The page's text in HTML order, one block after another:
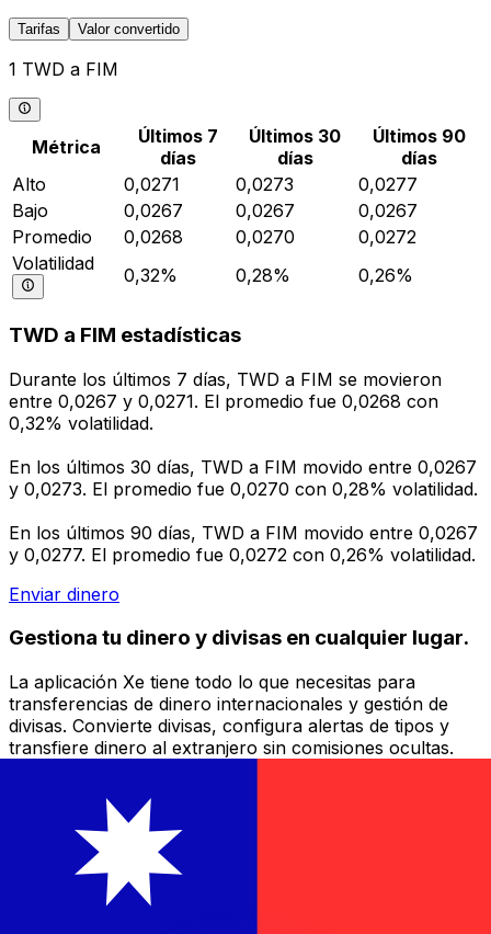
Tarifas Valor convertido
1 TWD a FIM
Métrica
Últimos 7
días
Últimos 30
días
Últimos 90
días
Alto
0,0271 0,0273
0,0277
Bajo
0,0267 0,0267
0,0267
Promedio
0,0268 0,0270
0,0272
Volatilidad
0,32% 0,28% 0,26%
TWD a FIM estadísticas
Durante los últimos 7 días, TWD a FIM se movieron
entre 0,0267 y 0,0271. El promedio fue 0,0268 con
0,32% volatilidad.
En los últimos 30 días, TWD a FIM movido entre 0,0267
y 0,0273. El promedio fue 0,0270 con 0,28% volatilidad.
En los últimos 90 días, TWD a FIM movido entre 0,0267
y 0,0277. El promedio fue 0,0272 con 0,26% volatilidad.
Enviar dinero
Gestiona tu dinero y divisas en cualquier lugar.
La aplicación Xe tiene todo lo que necesitas para
transferencias de dinero internacionales y gestión de
divisas. Convierte divisas, configura alertas de tipos y
transfiere dinero al extranjero sin comisiones ocultas.